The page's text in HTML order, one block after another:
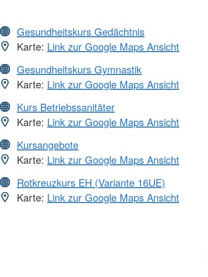
Gesundheitskurs Gedächtnis
Karte: Link zur Google Maps Ansicht
Gesundheitskurs Gymnastik
Karte: Link zur Google Maps Ansicht
Kurs Betriebssanitäter
Karte: Link zur Google Maps Ansicht
Kursangebote
Karte: Link zur Google Maps Ansicht
Rotkreuzkurs EH (Variante 16UE)
Karte: Link zur Google Maps Ansicht